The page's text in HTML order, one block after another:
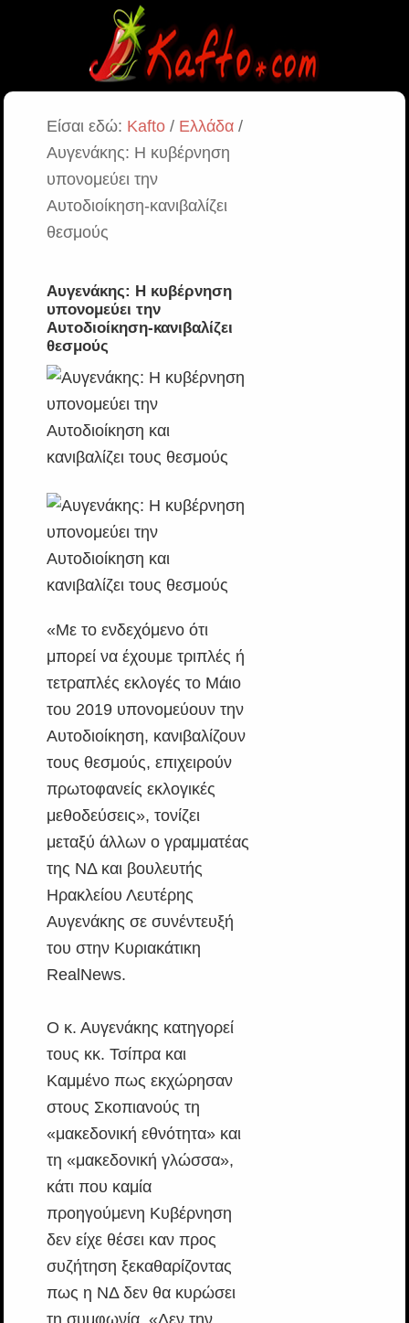
Είσαι εδώ: Kafto/ Ελλάδα/
Αυγενάκης: Η κυβέρνηση
υπονομεύει την
Αυτοδιοίκηση-κανιβαλίζει
θεσμούς
Αυγενάκης: Η κυβέρνηση
υπονομεύει την
Αυτοδιοίκηση-κανιβαλίζει
θεσμούς
«Με το ενδεχόμενο ότι
μπορεί να έχουμε τριπλές ή
τετραπλές εκλογές το Μάιο
του 2019 υπονομεύουν την
Αυτοδιοίκηση, κανιβαλίζουν
τους θεσμούς, επιχειρούν
πρωτοφανείς εκλογικές
μεθοδεύσεις», τονίζει
μεταξύ άλλων ο γραμματέας
της ΝΔ και βουλευτής
Ηρακλείου Λευτέρης
Αυγενάκης σε συνέντευξή
του στην Κυριακάτικη
RealNews.
Ο κ. Αυγενάκης κατηγορεί
τους κκ. Τσίπρα και
Καμμένο πως εκχώρησαν
στους Σκοπιανούς τη
«μακεδονική εθνότητα» και
τη «μακεδονική γλώσσα»,
κάτι που καμία
προηγούμενη Κυβέρνηση
δεν είχε θέσει καν προς
συζήτηση ξεκαθαρίζοντας
πως η ΝΔ δεν θα κυρώσει
τη συμφωνία. «Δεν την